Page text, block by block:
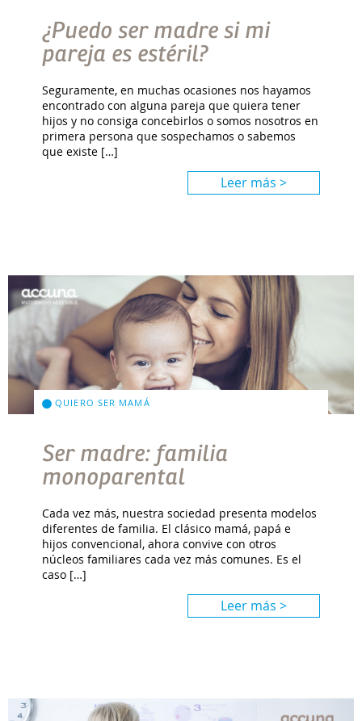
¿Puedo ser madre si mi
pareja es estéril?
Seguramente, en muchas ocasiones nos hayamos
encontrado con alguna pareja que quiera tener
hijos y no consiga concebirlos o somos nosotros en
primera persona que sospechamos o sabemos
que existe […]
Leer más >
QUIERO SER MAMÁ
Ser madre: familia
monoparental
Cada vez más, nuestra sociedad presenta modelos
diferentes de familia. El clásico mamá, papá e
hijos convencional, ahora convive con otros
núcleos familiares cada vez más comunes. Es el
caso […]
Leer más >